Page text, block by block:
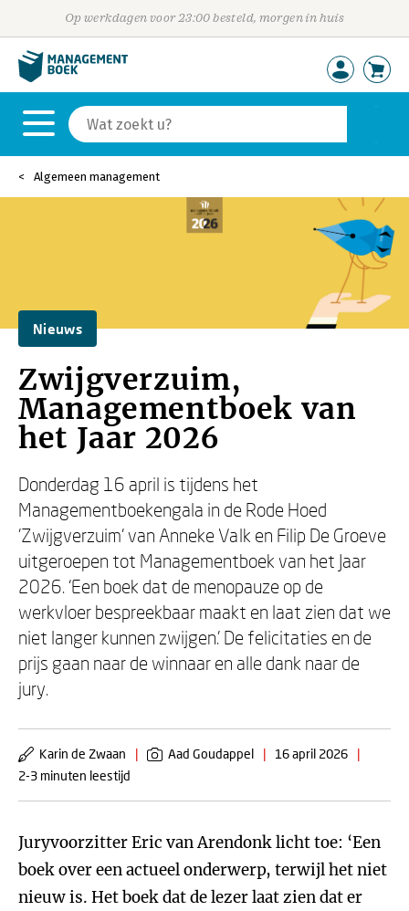
Op werkdagen voor 23:00 besteld, morgen in huis
Algemeen management
Nieuws
Zwijgverzuim,
Managementboek van
het Jaar 2026
Donderdag 16 april is tijdens het
Managementboekengala in de Rode Hoed
'Zwijgverzuim' van Anneke Valk en Filip De Groeve
uitgeroepen tot Managementboek van het Jaar
2026. ‘Een boek dat de menopauze op de
werkvloer bespreekbaar maakt en laat zien dat we
niet langer kunnen zwijgen.’ De felicitaties en de
prijs gaan naar de winnaar en alle dank naar de
jury.
Karin de Zwaan | Aad Goudappel | 16 april 2026
|
2-3 minuten leestijd
Juryvoorzitter Eric van Arendonk licht toe: ‘Een
boek over een actueel onderwerp, terwijl het niet
nieuw is. Het boek dat de lezer laat zien dat er